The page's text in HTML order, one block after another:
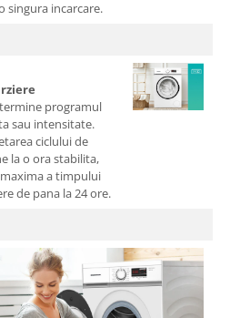
singura incarcare.
programul
sau intensitate.
ciclului de
la o ora stabilita,
a timpului
de pana la 24 ore.